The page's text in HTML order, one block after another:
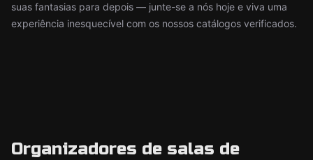
suas fantasias para depois — junte-se a nós hoje e viva uma
experiência inesquecível com os nossos catálogos verificados.
Organizadores de salas de